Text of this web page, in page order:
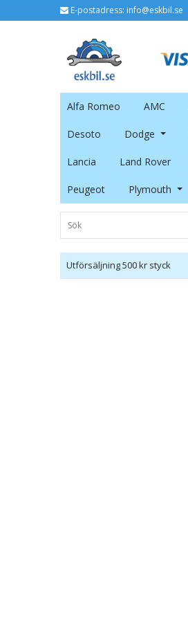
E-postadress: info@eskbil.se
Alfa Romeo AMC
Desoto Dodge
Lancia Land Rover
Peugeot Plymouth
Utförsäljning 500 kr styck